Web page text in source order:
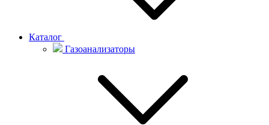
Каталог
Газоанализаторы